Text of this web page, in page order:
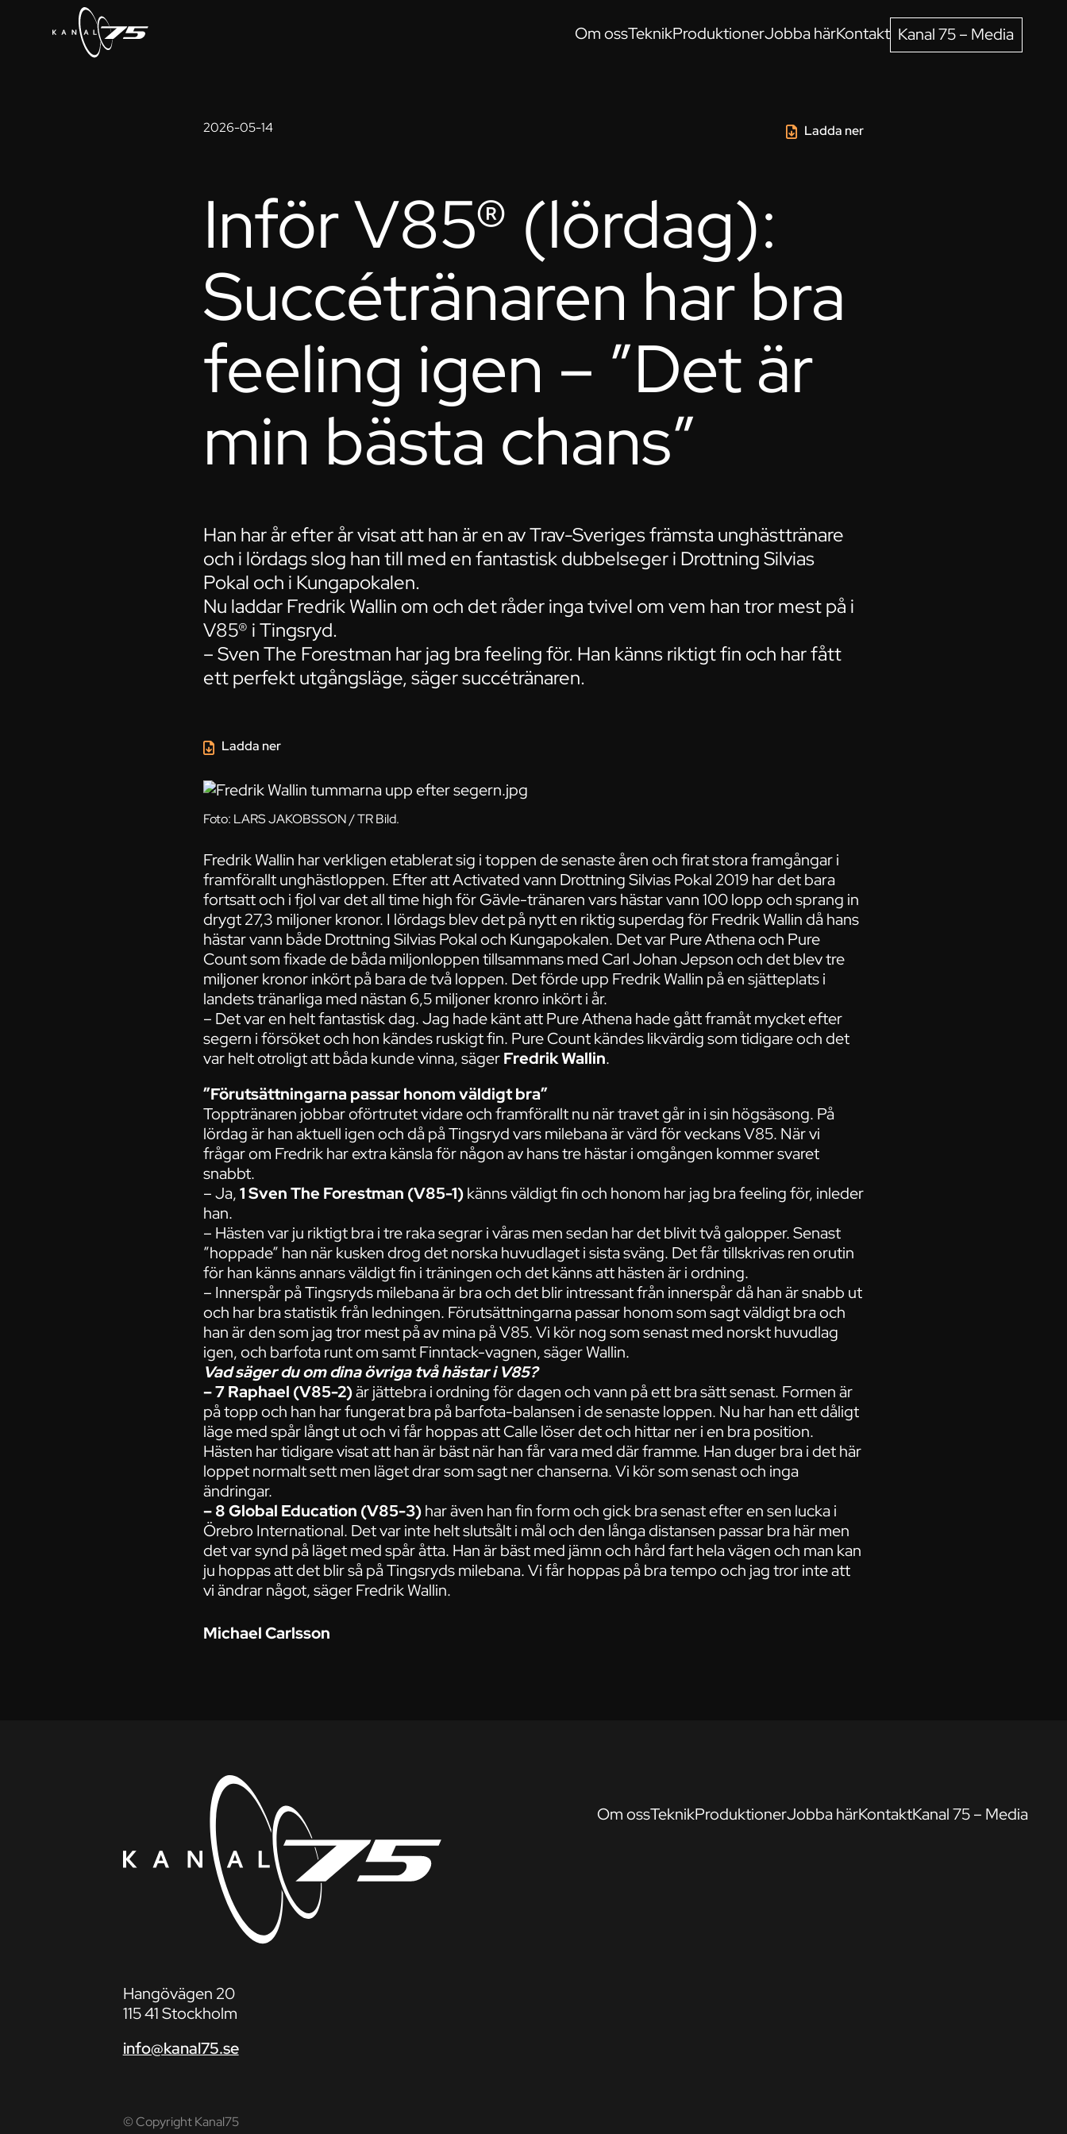
Om ossTeknikProduktionerJobba härKontakt Kanal 75 – Media
2026-05-14
Foto: LARS JAKOBSSON / TR Bild.
Ladda ner
Inför V85® (lördag):
Succétränaren har bra
feeling igen – ”Det är
min bästa chans”
Han har år efter år visat att han är en av Trav-Sveriges främsta unghästtränare
och i lördags slog han till med en fantastisk dubbelseger i Drottning Silvias
Pokal och i Kungapokalen.
Nu laddar Fredrik Wallin om och det råder inga tvivel om vem han tror mest på i
V85® i Tingsryd.
– Sven The Forestman har jag bra feeling för. Han känns riktigt fin och har fått
ett perfekt utgångsläge, säger succétränaren.
Fredrik Wallin har verkligen etablerat sig i toppen de senaste åren och firat stora framgångar i
framförallt unghästloppen. Efter att Activated vann Drottning Silvias Pokal 2019 har det bara
fortsatt och i fjol var det all time high för Gävle-tränaren vars hästar vann 100 lopp och sprang in
drygt 27,3 miljoner kronor. I lördags blev det på nytt en riktig superdag för Fredrik Wallin då hans
hästar vann både Drottning Silvias Pokal och Kungapokalen. Det var Pure Athena och Pure
Count som fixade de båda miljonloppen tillsammans med Carl Johan Jepson och det blev tre
miljoner kronor inkört på bara de två loppen. Det förde upp Fredrik Wallin på en sjätteplats i
landets tränarliga med nästan 6,5 miljoner kronro inkört i år.
– Det var en helt fantastisk dag. Jag hade känt att Pure Athena hade gått framåt mycket efter
segern i försöket och hon kändes ruskigt fin. Pure Count kändes likvärdig som tidigare och det
var helt otroligt att båda kunde vinna, sägerFredrik Wallin.
”Förutsättningarna passar honom väldigt bra”
Topptränaren jobbar oförtrutet vidare och framförallt nu när travet går in i sin högsäsong. På
lördag är han aktuell igen och då på Tingsryd vars milebana är värd för veckans V85. När vi
frågar om Fredrik har extra känsla för någon av hans tre hästar i omgången kommer svaret
snabbt.
– Ja,1 Sven The Forestman (V85-1)känns väldigt fin och honom har jag bra feeling för, inleder
han.
– Hästen var ju riktigt bra i tre raka segrar i våras men sedan har det blivit två galopper. Senast
”hoppade” han när kusken drog det norska huvudlaget i sista sväng. Det får tillskrivas ren orutin
för han känns annars väldigt fin i träningen och det känns att hästen är i ordning.
– Innerspår på Tingsryds milebana är bra och det blir intressant från innerspår då han är snabb ut
och har bra statistik från ledningen. Förutsättningarna passar honom som sagt väldigt bra och
han är den som jag tror mest på av mina på V85. Vi kör nog som senast med norskt huvudlag
igen, och barfota runt om samt Finntack-vagnen, säger Wallin.
Vad säger du om dina övriga två hästar i V85?
– 7 Raphael (V85-2)är jättebra i ordning för dagen och vann på ett bra sätt senast. Formen är
på topp och han har fungerat bra på barfota-balansen i de senaste loppen. Nu har han ett dåligt
läge med spår långt ut och vi får hoppas att Calle löser det och hittar ner i en bra position.
Hästen har tidigare visat att han är bäst när han får vara med där framme. Han duger bra i det här
loppet normalt sett men läget drar som sagt ner chanserna. Vi kör som senast och inga
ändringar.
– 8 Global Education (V85-3)har även han fin form och gick bra senast efter en sen lucka i
Örebro International. Det var inte helt slutsålt i mål och den långa distansen passar bra här men
det var synd på läget med spår åtta. Han är bäst med jämn och hård fart hela vägen och man kan
ju hoppas att det blir så på Tingsryds milebana. Vi får hoppas på bra tempo och jag tror inte att
vi ändrar något, säger Fredrik Wallin.
Ladda ner
Michael Carlsson
Hangövägen 20
115 41 Stockholm
info@kanal75.se
Om ossTeknikProduktionerJobba härKontaktKanal 75 – Media
© Copyright Kanal75